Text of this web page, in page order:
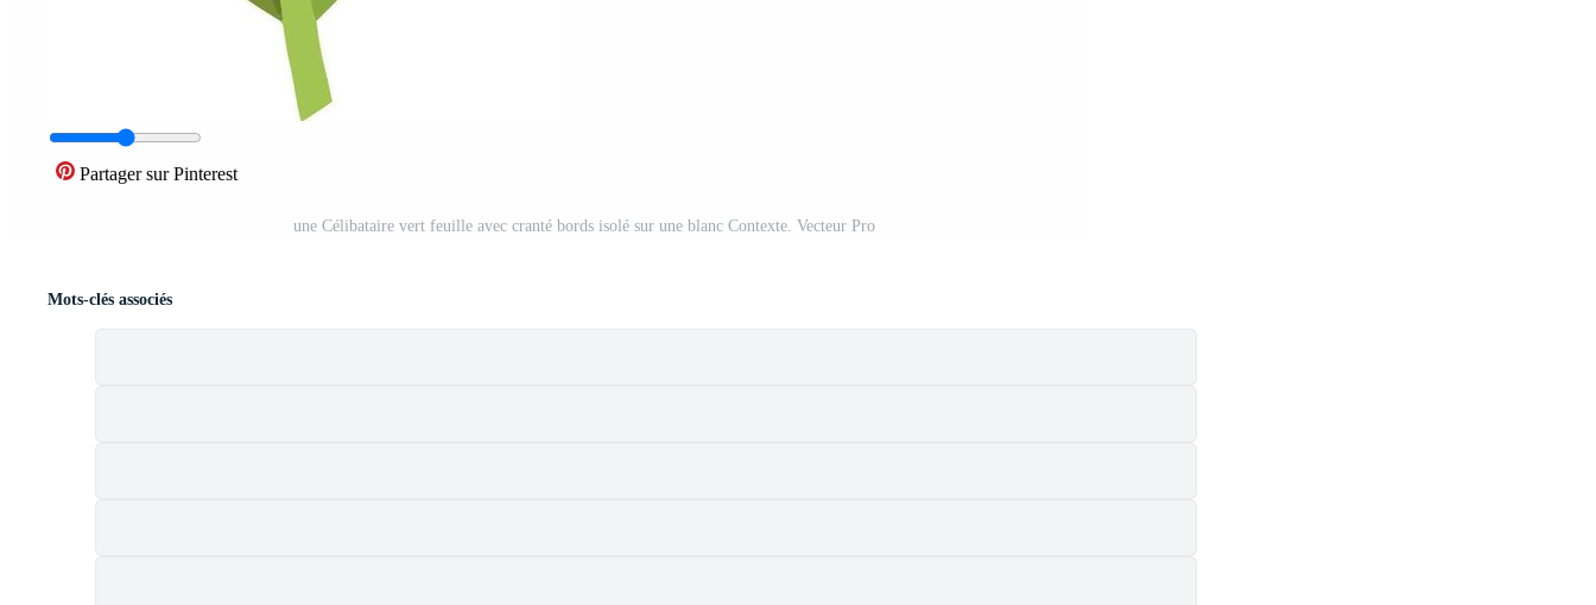
Partager sur Pinterest
une Célibataire vert feuille avec cranté bords isolé sur une blanc Contexte. Vecteur Pro
Mots-clés associés